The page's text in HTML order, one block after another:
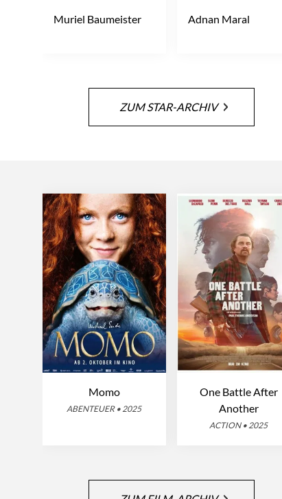
Muriel Baumeister Adnan Maral
ZUM STAR-ARCHIV
Momo
ABENTEUER • 2025
One Battle After
Another
ACTION • 2025